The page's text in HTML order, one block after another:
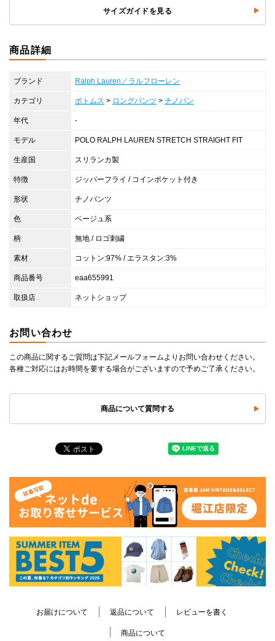
サイズガイドを見る
商品詳細
ブランド Ralph Lauren／ラルフローレン
カテゴリ ボトムス > ロングパンツ > チノパン
年代 -
モデル POLO RALPH LAUREN STRETCH STRAIGHT FIT
生産国 スリランカ製
特徴 ジッパーフライ / コインポケット付き
形状 チノパンツ
色 ベージュ系
柄 無地 / ロゴ刺繍
素材 コットン:97% / エラスタン:3%
商品番号 eaa655991
取扱店 ネットショップ
お問い合わせ
この商品に関するご質問は下記メールフォームよりお問い合わせください。
各種ご対応にはお時間を要する場合がございますので予めご了承ください。
商品について質問する
お届けについて 返品について レビューを書く
商品について